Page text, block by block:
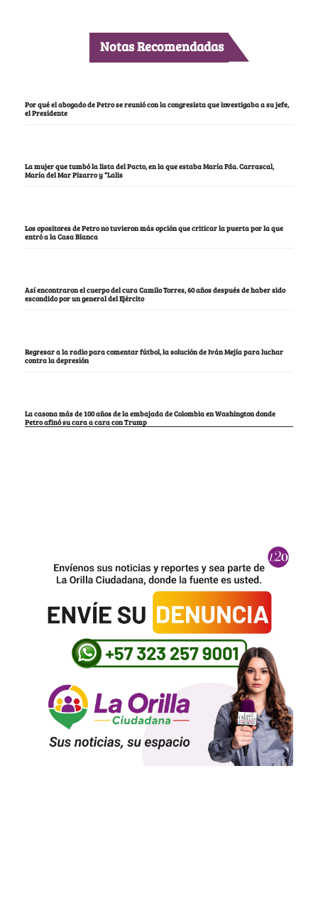
Notas Recomendadas
Por qué el abogado de Petro se reunió con la congresista que investigaba a su jefe,
el Presidente
La mujer que tumbó la lista del Pacto, en la que estaba María Fda. Carrascal,
María del Mar Pizarro y “Lalis
Los opositores de Petro no tuvieron más opción que criticar la puerta por la que
entró a la Casa Blanca
Así encontraron el cuerpo del cura Camilo Torres, 60 años después de haber sido
escondido por un general del Ejército
Regresar a la radio para comentar fútbol, la solución de Iván Mejía para luchar
contra la depresión
La casona más de 100 años de la embajada de Colombia en Washington donde
Petro afinó su cara a cara con Trump